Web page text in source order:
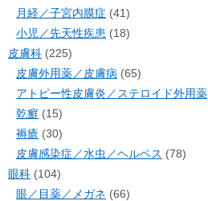
月経／子宮内膜症 (41)
小児／先天性疾患 (18)
皮膚科 (225)
皮膚外用薬／皮膚病 (65)
アトピー性皮膚炎／ステロイド外用薬
乾癬 (15)
褥瘡 (30)
皮膚感染症／水虫／ヘルペス (78)
眼科 (104)
眼／目薬／メガネ (66)